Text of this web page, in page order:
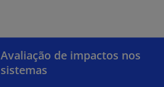
Avaliação de impactos nos
sistemas